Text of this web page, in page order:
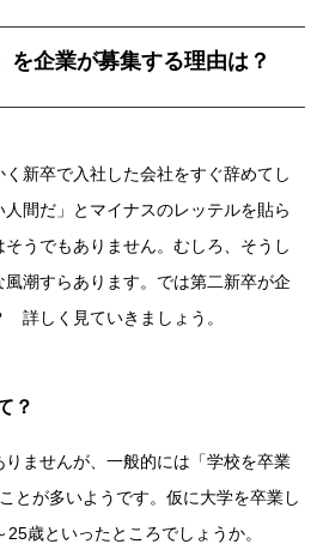
を企業が募集する理由は？
新卒で入社した会社をすぐ辞めてし
間だ」とマイナスのレッテルを貼ら
うでもありません。むしろ、そうし
潮すらあります。では第二新卒が企
詳しく見ていきましょう。
？
ませんが、一般的には「学校を卒業
とが多いようです。仮に大学を卒業し
歳といったところでしょうか。